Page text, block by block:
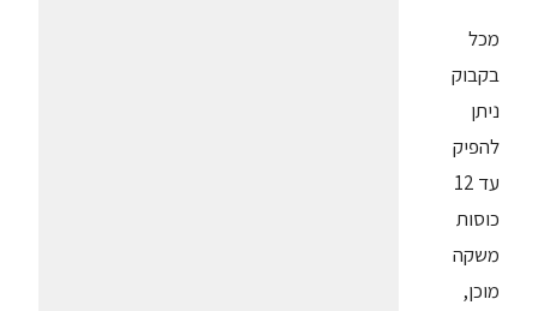
מכל
בקבוק
ניתן
להפיק
עד 12
כוסות
משקה
מוכן,